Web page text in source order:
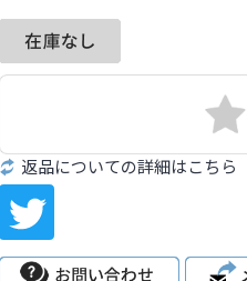
返品についての詳細はこちら